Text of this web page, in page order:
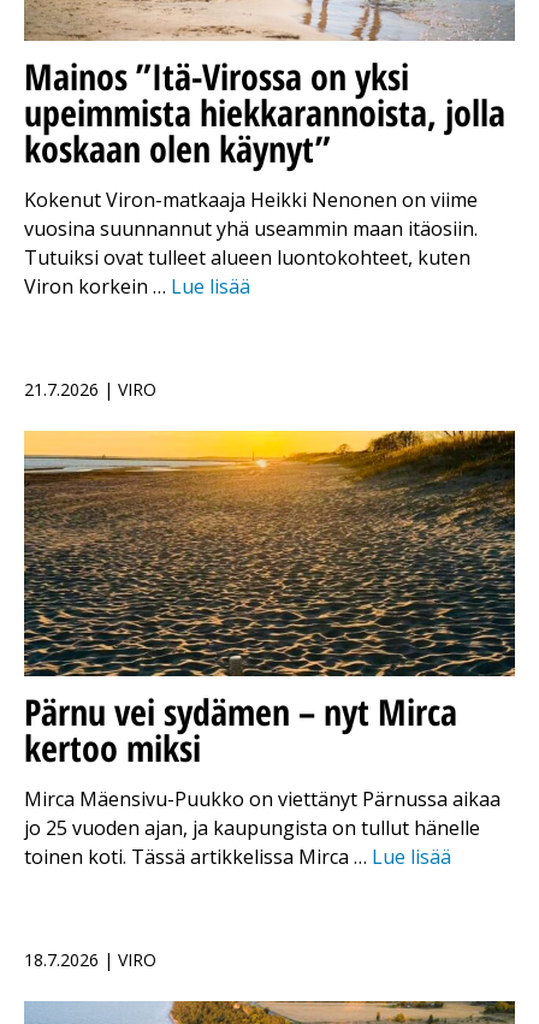
Mainos”Itä-Virossa on yksi
upeimmista hiekkarannoista, jolla
koskaan olen käynyt”
Kokenut Viron-matkaaja Heikki Nenonen on viime
vuosina suunnannut yhä useammin maan itäosiin.
Tutuiksi ovat tulleet alueen luontokohteet, kuten
Viron korkein … Lue lisää
21.7.2026 | VIRO
Pärnu vei sydämen – nyt Mirca
kertoo miksi
Mirca Mäensivu-Puukko on viettänyt Pärnussa aikaa
jo 25 vuoden ajan, ja kaupungista on tullut hänelle
toinen koti. Tässä artikkelissa Mirca … Lue lisää
18.7.2026 | VIRO